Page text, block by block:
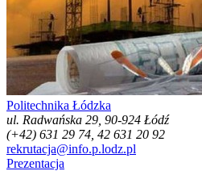
Politechnika Łódzka
ul. Radwańska 29, 90-924 Łódź
(+42) 631 29 74, 42 631 20 92
rekrutacja@info.p.lodz.pl
Prezentacja